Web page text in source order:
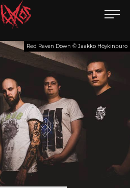
Kaaoszine
Red Raven Down © Jaakko Höykinpuro